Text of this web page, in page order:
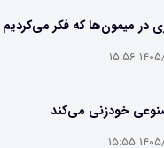
در میمون‌ها که فکر
۱۵:۵۶
خودزنی می‌کند
۱۵:۵۵